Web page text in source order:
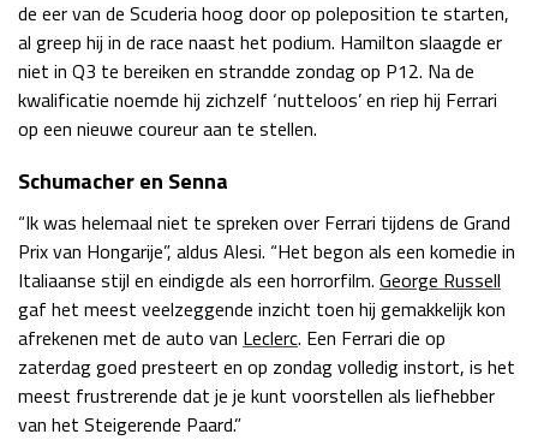
Race
zo 05:00 - 07:00
GP QATAR 2026
Kwalificatie
za 19:00 - 20:00
Race
zo 17:00 - 19:00
Kwalificatie
za 15:00 - 16:00
zo 14:00 - 16:00
de eer van de Scuderia hoog door op poleposition te starten,
al greep hij in de race naast het podium. Hamilton slaagde er
niet in Q3 te bereiken en strandde zondag op P12. Na de
kwalificatie noemde hij zichzelf ‘nutteloos’ en riep hij Ferrari
op een nieuwe coureur aan te stellen.
Schumacher en Senna
“Ik was helemaal niet te spreken over Ferrari tijdens de Grand
Prix van Hongarije”, aldus Alesi. “Het begon als een komedie in
Italiaanse stijl en eindigde als een horrorfilm. George Russell
gaf het meest veelzeggende inzicht toen hij gemakkelijk kon
afrekenen met de auto van Leclerc. Een Ferrari die op
zaterdag goed presteert en op zondag volledig instort, is het
meest frustrerende dat je je kunt voorstellen als liefhebber
van het Steigerende Paard.”